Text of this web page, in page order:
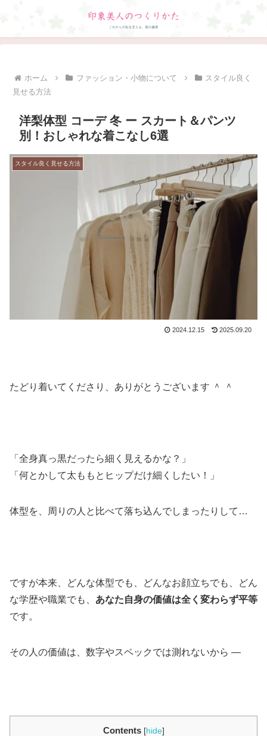
ホーム ファッション・小物について
スタイル良く
見せる方法
洋梨体型 コーデ 冬 ー スカート＆パンツ
別！おしゃれな着こなし6選
スタイル良く見せる方法
2024.12.15 2025.09.20
たどり着いてくださり、ありがとうございます ＾ ＾
「全身真っ黒だったら細く見えるかな？」
「何とかして太ももとヒップだけ細くしたい！」
体型を、周りの人と比べて落ち込んでしまったりして…
ですが本来、どんな体型でも、どんなお顔立ちでも、どん
な学歴や職業でも、 あなた自身の価値は全く変わらず平等
です。
その人の価値は、数字やスペックでは測れないから —
Contents [hide]